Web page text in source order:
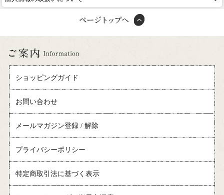
ショッピングガイド
お問い合わせ
メールマガジン登録 / 解除
プライバシーポリシー
特定商取引法に基づく表示